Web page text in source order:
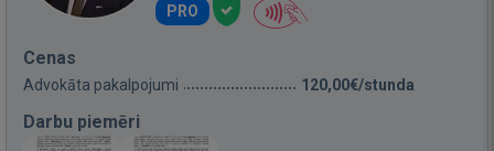
PRO
Cenas
Advokāta pakalpojumi 120,00€/stunda
Darbu piemēri